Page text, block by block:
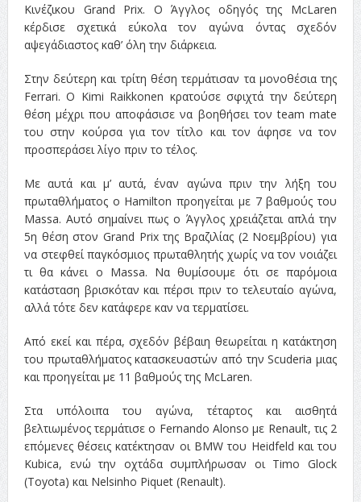
Κινέζικου Grand Prix. Ο Άγγλος οδηγός της McLaren
κέρδισε σχετικά εύκολα τον αγώνα όντας σχεδόν
αψεγάδιαστος καθ’ όλη την διάρκεια.
Στην δεύτερη και τρίτη θέση τερμάτισαν τα μονοθέσια της
Ferrari. O Kimi Raikkonen κρατούσε σφιχτά την δεύτερη
θέση μέχρι που αποφάσισε να βοηθήσει τον team mate
του στην κούρσα για τον τίτλο και τον άφησε να τον
προσπεράσει λίγο πριν το τέλος.
Με αυτά και μ’ αυτά, έναν αγώνα πριν την λήξη του
πρωταθλήματος ο Hamilton προηγείται με 7 βαθμούς του
Massa. Αυτό σημαίνει πως ο Άγγλος χρειάζεται απλά την
5η θέση στον Grand Prix της Βραζιλίας (2 Νοεμβρίου) για
να στεφθεί παγκόσμιος πρωταθλητής χωρίς να τον νοιάζει
τι θα κάνει ο Massa. Να θυμίσουμε ότι σε παρόμοια
κατάσταση βρισκόταν και πέρσι πριν το τελευταίο αγώνα,
αλλά τότε δεν κατάφερε καν να τερματίσει.
Από εκεί και πέρα, σχεδόν βέβαιη θεωρείται η κατάκτηση
του πρωταθλήματος κατασκευαστών από την Scuderia μιας
και προηγείται με 11 βαθμούς της McLaren.
Στα υπόλοιπα του αγώνα, τέταρτος και αισθητά
βελτιωμένος τερμάτισε ο Fernando Alonso με Renault, τις 2
επόμενες θέσεις κατέκτησαν οι BMW του Heidfeld και του
Kubica, ενώ την οχτάδα συμπλήρωσαν οι Timo Glock
(Toyota) και Νelsinho Piquet (Renault).